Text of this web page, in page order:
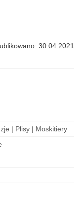
30.04.2021
| Plisy | Moskitiery